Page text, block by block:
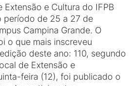
Extensão e Cultura do IFPB
período de 25 a 27 de
Campina Grande. O
o que mais inscreveu
deste ano: 110, segundo
de Extensão e
feira (12), foi publicado o